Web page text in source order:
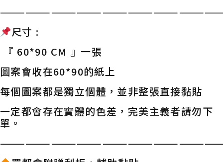
尺寸 :
『 60*90 CM 』一張
圖案會收在60*90的紙上
每個圖案都是獨立個體，並非整張直接黏貼
一定都會存在實體的色差，完美主義者請勿下
單。